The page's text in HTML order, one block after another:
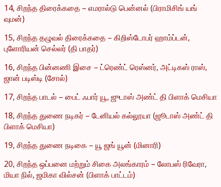
14, சிறந்த திரைக்கதை – எமரால்டு பென்னல் (பிராமிசிங் யங்
வுமன்)
15, சிறந்த தழுவல் திரைக்கதை – கிறிஸ்டோபர் ஹாம்ப்டன்,
புளோரியன் செல்லர் (தி பாதர்)
16, சிறந்த பின்னணி இசை – ட்ரெண்ட் ரெஸ்னர், அட்டிகஸ் ராஸ்,
ஜான் படிஸ்டி (சோல்)
17, சிறந்த பாடல் – பைட் ஃபார் யூ, ஜுடாஸ் அண்ட் தி பிளாக் மெசியா
18, சிறந்த துணை நடிகர் – டேனியல் கல்லூயா (ஜூடாஸ் அண்ட் தி
பிளாக் மெசியா)
19, சிறந்த துணை நடிகை – யூ ஜங் யூன் (மினாரி)
20, சிறந்த ஒப்பனை மற்றும் சிகை அலங்காரம் – லோபஸ் ரிவேரா,
மியா நில், ஜமிகா வில்சன் (பிளாக் பாட்டம்)